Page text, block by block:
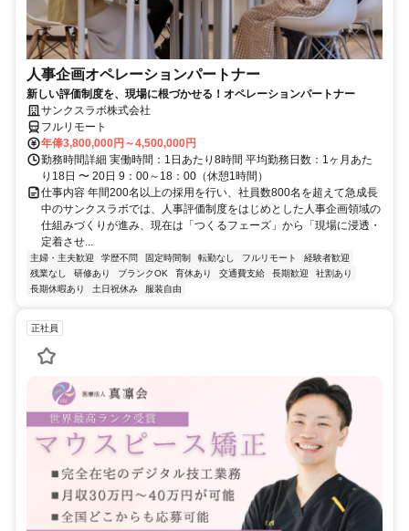
人事企画オペレーションパートナー
新しい評価制度を、現場に根づかせる！オペレーションパートナー
サンクスラボ株式会社
フルリモート
年俸3,800,000円～4,500,000円
勤務時間詳細 実働時間：1日あたり8時間 平均勤務日数：1ヶ月あた
り18日 〜 20日 9：00～18：00（休憩1時間）
仕事内容 年間200名以上の採用を行い、社員数800名を超えて急成長
中のサンクスラボでは、人事評価制度をはじめとした人事企画領域の
仕組みづくりが進み、現在は「つくるフェーズ」から「現場に浸透・
定着させ...
主婦・主夫歓迎 学歴不問 固定時間制 転勤なし フルリモート
経験者歓迎
残業なし
研修あり ブランクOK 育休あり 交通費支給 長期歓迎
社割あり
長期休暇あり
土日祝休み 服装自由
正社員